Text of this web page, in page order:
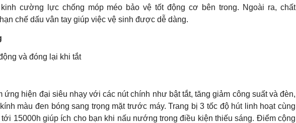
cường lực chống móp méo bảo vệ tốt động cơ bên trong. Ngoài ra, chất
chế dấu vân tay giúp việc vệ sinh được dễ dàng.
và đóng lại khi tắt
ứng hiện đại siêu nhạy với các nút chính như bật tắt, tăng giảm công suất và đèn,
màu đen bóng sang trọng mặt trước máy. Trang bị 3 tốc độ hút linh hoạt cùng
15000h giúp ích cho bạn khi nấu nướng trong điều kiện thiếu sáng. Điểm cộng